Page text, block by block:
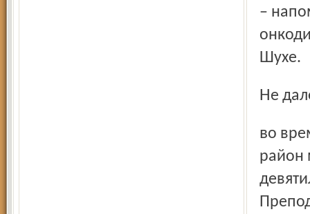
–
Шухе.
Не
во время очередной командировки в Гаврилов-Ям-ский
район